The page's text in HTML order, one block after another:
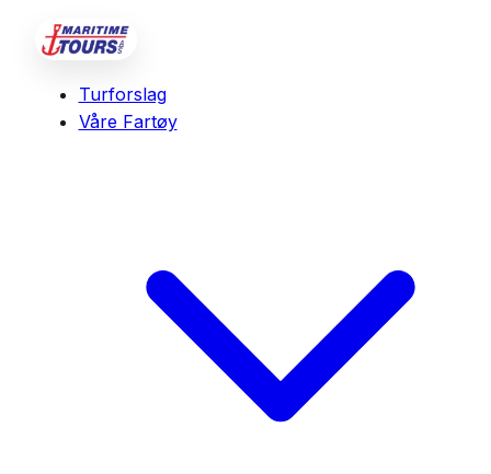
Turforslag
Våre Fartøy